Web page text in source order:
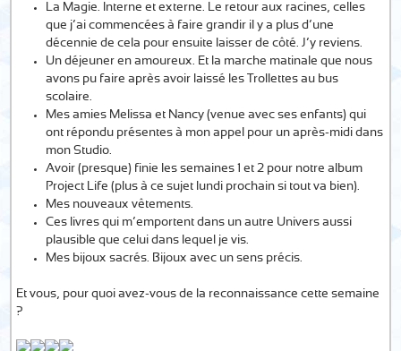
La Magie. Interne et externe. Le retour aux racines, celles
que j’ai commencées à faire grandir il y a plus d’une
décennie de cela pour ensuite laisser de côté. J’y reviens.
Un déjeuner en amoureux. Et la marche matinale que nous
avons pu faire après avoir laissé les Trollettes au bus
scolaire.
Mes amies Melissa et Nancy (venue avec ses enfants) qui
ont répondu présentes à mon appel pour un après-midi dans
mon Studio.
Avoir (presque) finie les semaines 1 et 2 pour notre album
Project Life (plus à ce sujet lundi prochain si tout va bien).
Mes nouveaux vêtements.
Ces livres qui m’emportent dans un autre Univers aussi
plausible que celui dans lequel je vis.
Mes bijoux sacrés. Bijoux avec un sens précis.
Et vous, pour quoi avez-vous de la reconnaissance cette semaine
?